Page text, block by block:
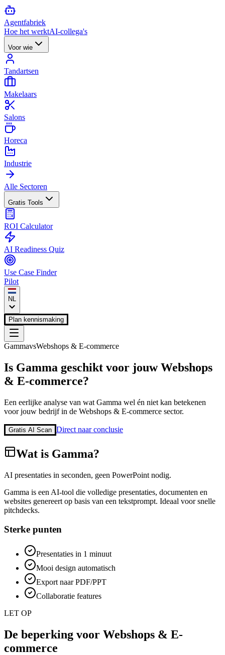
Agentfabriek
Hoe het werktAI-collega's
Voor wie
Tandartsen
Makelaars
Salons
Horeca
Industrie
Alle Sectoren
Gratis Tools
ROI Calculator
AI Readiness Quiz
Use Case Finder
Pilot
NL
Plan kennismaking
GammavsWebshops & E-commerce
Is Gamma geschikt voor jouwWebshops
& E-commerce?
Een eerlijke analyse van wat Gamma wel én niet kan betekenen
voor jouw bedrijf in de Webshops & E-commerce sector.
Gratis AI Scan Direct naar conclusie
Wat is Gamma?
AI presentaties in seconden, geen PowerPoint nodig.
Gamma is een AI-tool die volledige presentaties, documenten en
websites genereert op basis van een tekstprompt. Ideaal voor snelle
pitchdecks.
Sterke punten
Presentaties in 1 minuut
Mooi design automatisch
Export naar PDF/PPT
Collaboratie features
LET OP
De beperking voor Webshops & E-
commerce